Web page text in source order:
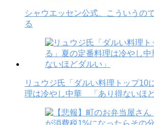
シャウエッセン公式、こういうの
る
リュウジ氏「ダルい料理トップ10
理は冷やし中華 「あり得ないほど